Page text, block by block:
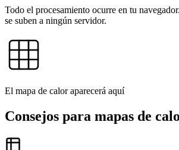
Todo el procesamiento ocurre en tu
se suben a ningún servidor.
El mapa de calor aparecerá aquí
Consejos para mapas de